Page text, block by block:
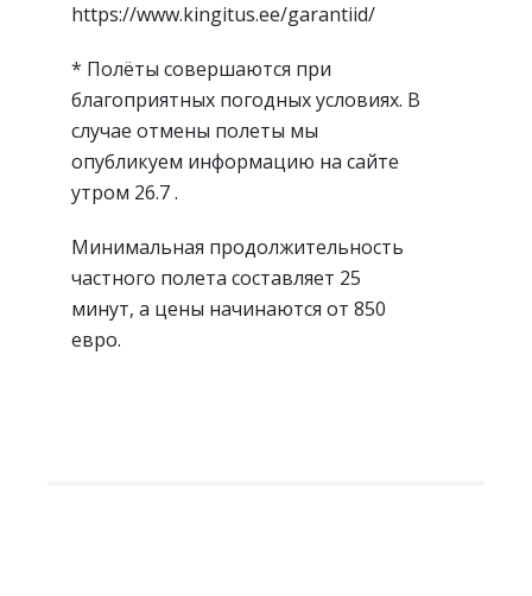
https://www.kingitus.ee/garantiid/
* Полёты совершаются при
благоприятных погодных условиях. В
случае отмены полеты мы
опубликуем информацию на сайте
утром 26.7 .
Минимальная продолжительность
частного полета составляет 25
минут, а цены начинаются от 850
евро.